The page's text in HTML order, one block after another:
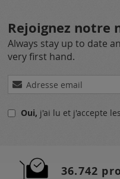
Rejoignez notre
Always stay up to date
very first hand.
Inscription
à
lettreOui, j'ai lu et j'accepte
36.742